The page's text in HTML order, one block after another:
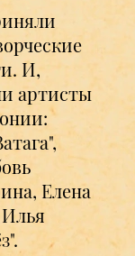
И,
артисты
Елена
Илья